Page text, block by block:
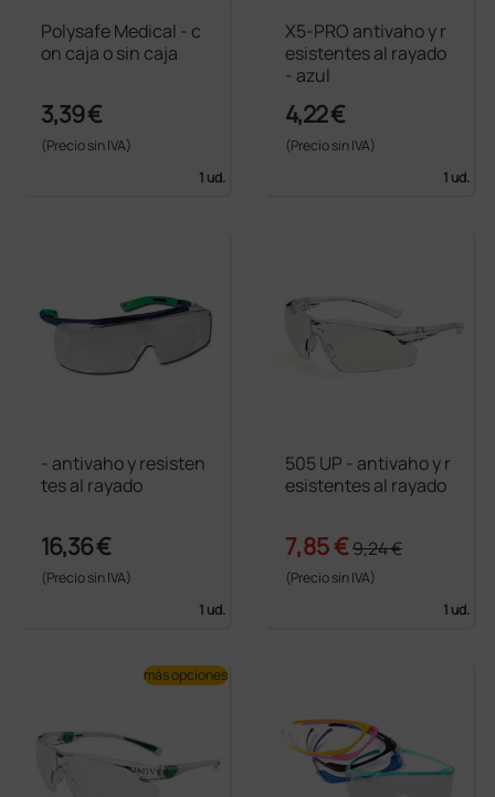
Polysafe Medical - c
on caja o sin caja
3,39 €
(Precio sin IVA)
1 ud.
X5-PRO antivaho y r
esistentes al rayado
- azul
4,22 €
(Precio sin IVA)
1 ud.
- antivaho y resisten
tes al rayado
16,36 €
(Precio sin IVA)
1 ud.
505 UP - antivaho y r
esistentes al rayado
7,85 €9,24 €
(Precio sin IVA)
1 ud.
más opciones